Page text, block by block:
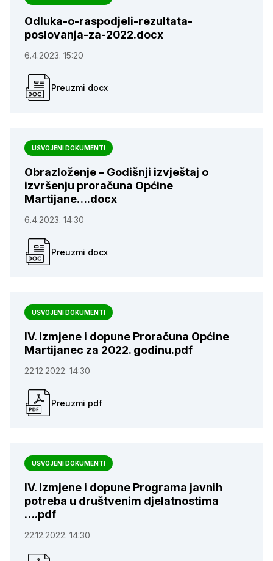
Odluka-o-raspodjeli-rezultata-
poslovanja-za-2022.docx
6.4.2023. 15:20
Preuzmi docx
USVOJENI DOKUMENTI
Obrazloženje – Godišnji izvještaj o
izvršenju proračuna Općine
Martijane….docx
6.4.2023. 14:30
Preuzmi docx
USVOJENI DOKUMENTI
IV. Izmjene i dopune Proračuna Općine
Martijanec za 2022. godinu.pdf
22.12.2022. 14:30
Preuzmi pdf
USVOJENI DOKUMENTI
IV. Izmjene i dopune Programa javnih
potreba u društvenim djelatnostima
….pdf
22.12.2022. 14:30